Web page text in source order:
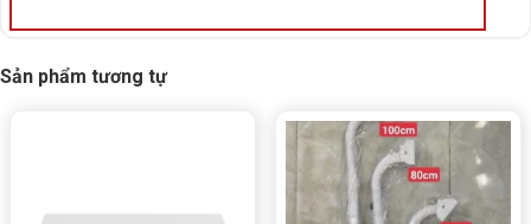
Sản phẩm tương tự